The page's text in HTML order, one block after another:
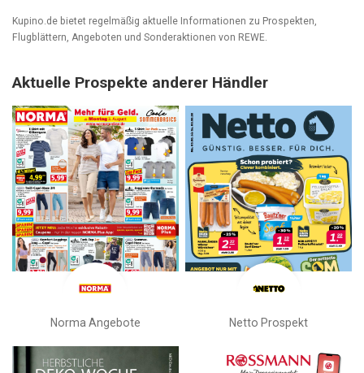
Kupino.de bietet regelmäßig aktuelle Informationen zu Prospekten,
Flugblättern, Angeboten und Sonderaktionen von REWE.
Aktuelle Prospekte anderer Händler
Norma Angebote Netto Prospekt